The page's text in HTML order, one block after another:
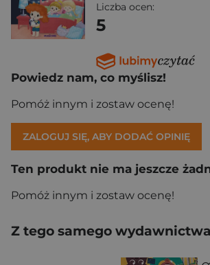
Liczba ocen:
5
Powiedz nam, co myślisz!
Pomóż innym i zostaw ocenę!
ZALOGUJ SIĘ, ABY DODAĆ OPINIĘ
Ten produkt nie ma jeszcze
Pomóż innym i zostaw ocenę!
Z tego samego wydawnictwa